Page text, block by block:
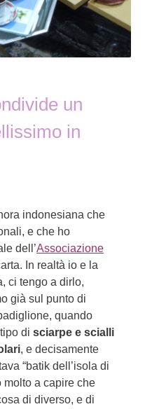
un
in
indonesiana che
e che ho
dell’Associazione
In realtà io e la
ci tengo a dirlo,
già sul punto di
quando
tipo disciarpe e scialli
, e decisamente
“batik dell’isola di
molto a capire che
di diverso, e di